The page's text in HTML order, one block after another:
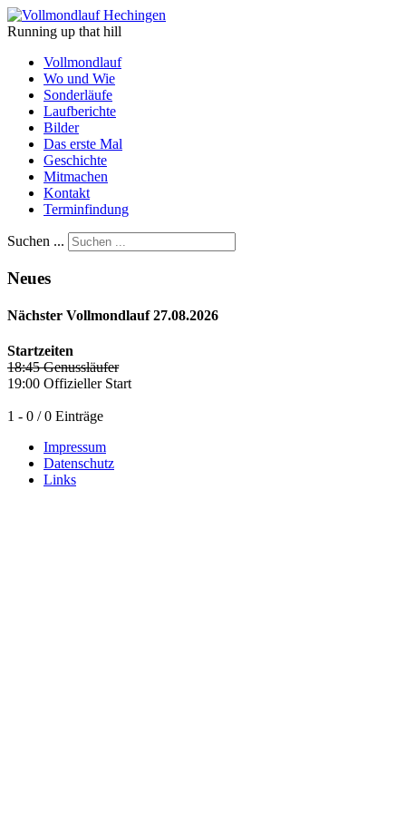
Running up that hill
Vollmondlauf
Wo und Wie
Sonderläufe
Laufberichte
Bilder
Das erste Mal
Geschichte
Mitmachen
Kontakt
Terminfindung
Suchen ...
Neues
Nächster Vollmondlauf 27.08.2026
Startzeiten
18:45 Genussläufer
19:00 Offizieller Start
1 - 0 / 0 Einträge
Impressum
Datenschutz
Links